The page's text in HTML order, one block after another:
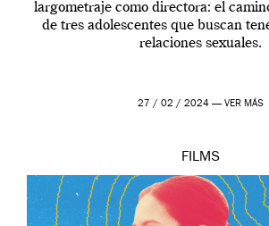
largometraje como directora: el
de tres adolescentes que buscan
relaciones sexuales.
27 / 02 / 2024 — VER MÁS
FILMS